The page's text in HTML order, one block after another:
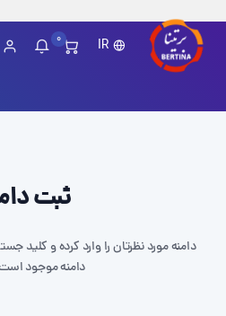
IR
0
ثبت
دامنه مورد نظرتان را وارد کرده و کلید
دامنه موجود